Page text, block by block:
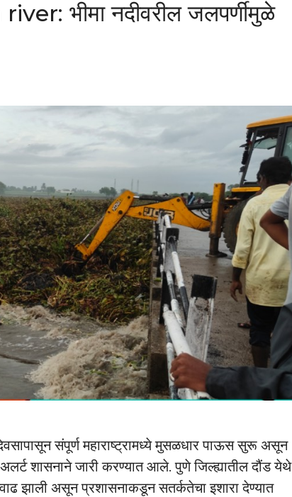
भीमा नदीवरील जलपर्णीमुळे
संपूर्ण महाराष्ट्रामध्ये मुसळधार पाऊस सुरू असून
शासनाने जारी करण्यात आले. पुणे जिल्ह्यातील दौंड येथे
वाढ झाली असून प्रशासनाकडून सतर्कतेचा इशारा देण्यात